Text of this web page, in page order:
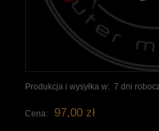
Produkcja i wysyłka w: 7 dni
Cena: 97,00 zł